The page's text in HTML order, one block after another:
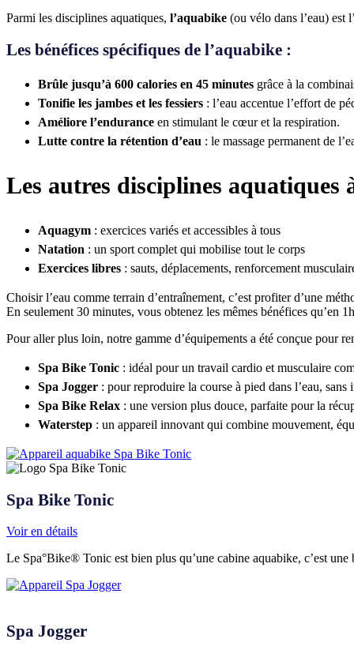
Parmi les disciplines aquatiques, l’aquabike (ou vélo dans l’eau) est
Les bénéfices spécifiques de l’aquabike :
Brûle jusqu’à 600 calories en 45 minutes grâce à la
Tonifie les jambes et les fessiers : l’eau accentue l’effort de
Améliore l’endurance en stimulant le cœur et la respiration.
Lutte contre la rétention d’eau : le massage permanent de
Les autres disciplines aquatiques
Aquagym : exercices variés et accessibles à tous
Natation : un sport complet qui mobilise tout le corps
Exercices libres : sauts, déplacements, renforcement
Choisir l’eau comme terrain d’entraînement, c’est profiter d’une
En seulement 30 minutes, vous obtenez les mêmes bénéfices qu’en
Pour aller plus loin, notre gamme d’équipements a été conçue pour
Spa Bike Tonic : idéal pour un travail cardio et musculaire
Spa Jogger : pour reproduire la course à pied dans l’eau,
Spa Bike Relax : une version plus douce, parfaite pour la
Waterstep : un appareil innovant qui combine mouvement,
Spa Bike Tonic
Voir en détails
Le Spa°Bike® Tonic est bien plus qu’une cabine aquabike, c’est
Spa Jogger